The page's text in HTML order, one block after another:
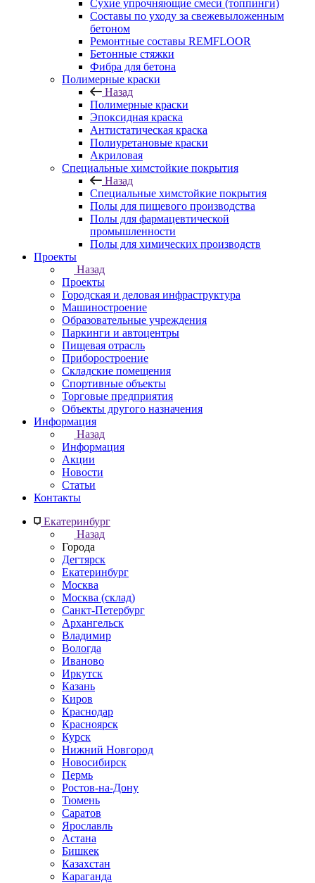
Сухие упрочняющие смеси (топпинги)
Составы по уходу за свежевыложенным
бетоном
Ремонтные составы REMFLOOR
Бетонные стяжки
Фибра для бетона
Полимерные краски
Назад
Полимерные краски
Эпоксидная краска
Антистатическая краска
Полиуретановые краски
Акриловая
Специальные химстойкие покрытия
Назад
Специальные химстойкие покрытия
Полы для пищевого производства
Полы для фармацевтической
промышленности
Полы для химических производств
Проекты
Назад
Проекты
Городская и деловая инфраструктура
Машиностроение
Образовательные учреждения
Паркинги и автоцентры
Пищевая отрасль
Приборостроение
Складские помещения
Спортивные объекты
Торговые предприятия
Объекты другого назначения
Информация
Назад
Информация
Акции
Новости
Статьи
Контакты
Екатеринбург
Назад
Города
Дегтярск
Екатеринбург
Москва
Москва (склад)
Санкт-Петербург
Архангельск
Владимир
Вологда
Иваново
Иркутск
Казань
Киров
Краснодар
Красноярск
Курск
Нижний Новгород
Новосибирск
Пермь
Ростов-на-Дону
Тюмень
Саратов
Ярославль
Астана
Бишкек
Казахстан
Караганда